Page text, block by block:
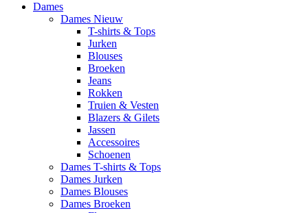
Dames
Dames Nieuw
T-shirts & Tops
Jurken
Blouses
Broeken
Jeans
Rokken
Truien & Vesten
Blazers & Gilets
Jassen
Accessoires
Schoenen
Dames T-shirts & Tops
Dames Jurken
Dames Blouses
Dames Broeken